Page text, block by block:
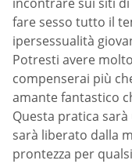
fare sesso tutto il
ipersessualità
Potresti avere
compenserai più
amante fantastico
Questa pratica
sarà liberato dalla
prontezza per